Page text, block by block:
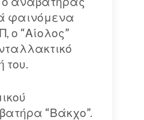
φαινόμενα
ο “Αίολος”
του.
“Βάκχο”.